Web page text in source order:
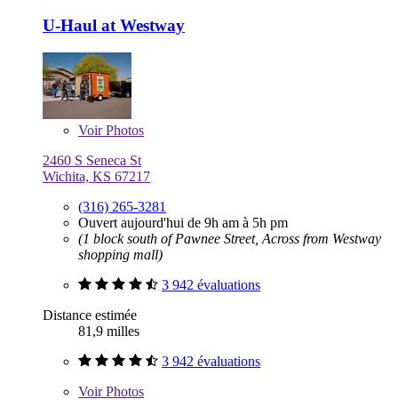
U-Haul at Westway
VoirPhotos
2460 S Seneca St
Wichita, KS 67217
(316) 265-3281
Ouvert aujourd'hui de 9h am à 5h pm
(1 block south of Pawnee Street, Across from Westway
shopping mall)
3 942 évaluations
Distance estimée
81,9 milles
3 942 évaluations
VoirPhotos